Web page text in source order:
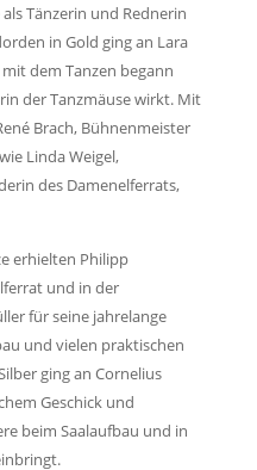
Tänzerin und Rednerin
in Gold ging an Lara
dem Tanzen begann
der Tanzmäuse wirkt. Mit
Brach, Bühnenmeister
Linda Weigel,
des Damenelferrats,
erhielten Philipp
und in der
für seine jahrelange
und vielen praktischen
ging an Cornelius
Geschick und
beim Saalaufbau und in